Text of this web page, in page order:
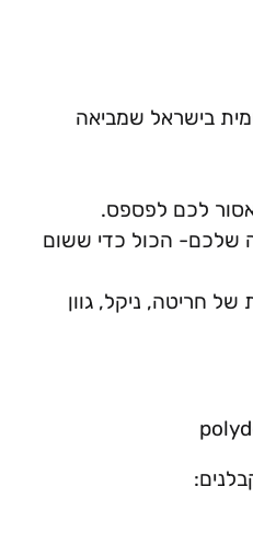
בישראל שמביאה
לכם לפספס.
שלכם- הכול כדי ששום
חריטה, ניקל, גוון